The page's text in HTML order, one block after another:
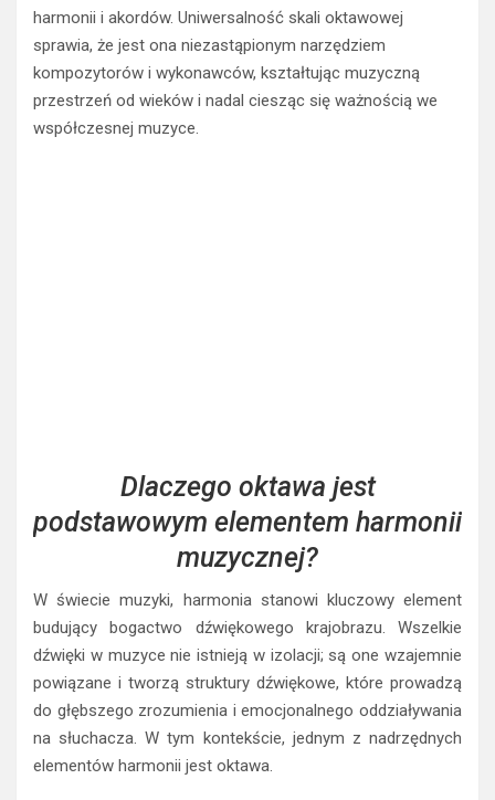
harmonii i akordów. Uniwersalność skali oktawowej
sprawia, że jest ona niezastąpionym narzędziem
kompozytorów i wykonawców, kształtując muzyczną
przestrzeń od wieków i nadal ciesząc się ważnością we
współczesnej muzyce.
podstawowym elementem harmonii
muzycznej?
W świecie muzyki, harmonia stanowi kluczowy element
budujący bogactwo dźwiękowego krajobrazu. Wszelkie
dźwięki w muzyce nie istnieją w izolacji; są one wzajemnie
powiązane i tworzą struktury dźwiękowe, które prowadzą
do głębszego zrozumienia i emocjonalnego oddziaływania
na słuchacza. W tym kontekście, jednym z nadrzędnych
elementów harmonii jest oktawa.